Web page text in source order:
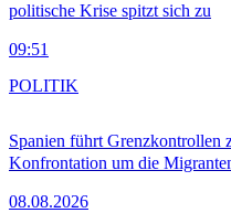
politische Krise spitzt sich zu
09:51
Spanien führt Grenzkontrollen
Konfrontation um die
08.08.2026
POLITIK